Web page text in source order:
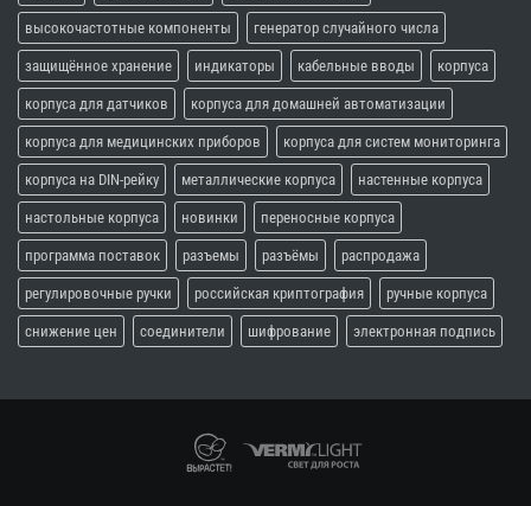
высокочастотные компоненты генератор случайного числа
защищённое хранение индикаторы кабельные вводы корпуса
корпуса для датчиков корпуса для домашней автоматизации
корпуса для медицинских приборов корпуса для систем мониторинга
корпуса на DIN-рейку металлические корпуса настенные корпуса
настольные корпуса новинки переносные корпуса
программа поставок разъемы разъёмы распродажа
регулировочные ручки российская криптография ручные корпуса
снижение цен соединители шифрование электронная подпись